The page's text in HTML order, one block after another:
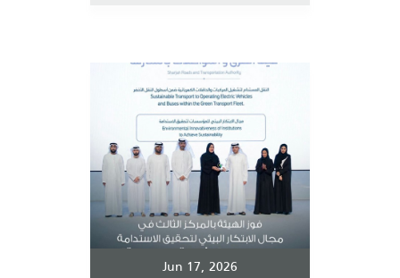
Jun 17, 2026